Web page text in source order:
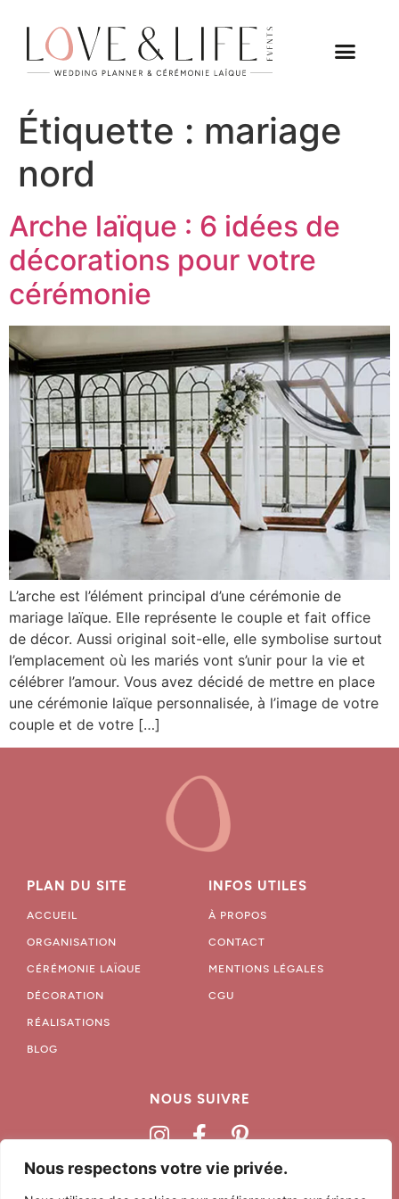
Nous respectons votre vie privée.
Étiquette : mariage
nord
Arche laïque : 6 idées de
décorations pour votre
cérémonie
L’arche est l’élément principal d’une cérémonie de
mariage laïque. Elle représente le couple et fait office
de décor. Aussi original soit-elle, elle symbolise surtout
l’emplacement où les mariés vont s’unir pour la vie et
célébrer l’amour. Vous avez décidé de mettre en place
une cérémonie laïque personnalisée, à l’image de votre
couple et de votre […]
PLAN DU SITE
ACCUEIL
ORGANISATION
CÉRÉMONIE LAÏQUE
DÉCORATION
RÉALISATIONS
BLOG
INFOS UTILES
À PROPOS
CONTACT
MENTIONS LÉGALES
CGU
NOUS SUIVRE
06 68 79 03 97